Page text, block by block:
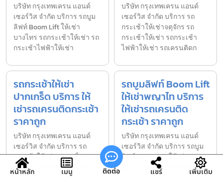
บริษัท กรุงเทพเครน แอนด์
เซอร์วิส จำกัด บริการ รถบูม
ลิฟท์ Boom Lift ให้เช่า
บางไทร รถกระเช้าให้เช่า รถ
กระเช้าไฟฟ้าให้เช่า
บริษัท กรุงเทพเครน แอนด์
เซอร์วิส จำกัด บริการ รถ
กระเช้าให้เช่าจตุจักร รถ
กระเช้าให้เช่า รถกระเช้า
ไฟฟ้าให้เช่า รถเครนติดก
รถกระเช้าให้เช่า
ปากเกร็ด บริการ ให้
เช่ารถเครนติดกระเช้า
ราคาถูก
บริษัท กรุงเทพเครน แอนด์
เซอร์วิส จำกัด บริการ รถ
กระเช้าให้เช่าปากเกร็ด รถ
กระเช้าให้เช่า รถกระเช้า
รถบูมลิฟท์ Boom Lift
ให้เช่าพญาไท บริการ
ให้เช่ารถเครนติด
กระเช้า ราคาถูก
บริษัท กรุงเทพเครน แอนด์
เซอร์วิส จำกัด บริการ รถบูม
ลิฟท์ Boom Lift ให้เช่า
พญาไท รถกระเช้าให้เช่า รถ
หน้าหลัก เมนู ติดต่อ แชร์ เพิ่มเติม